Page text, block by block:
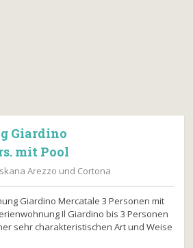
Giardino
mit Pool
Arezzo und Cortona
Giardino Mercatale 3 Personen mit
Il Giardino bis 3 Personen
sehr charakteristischen Art und Weise